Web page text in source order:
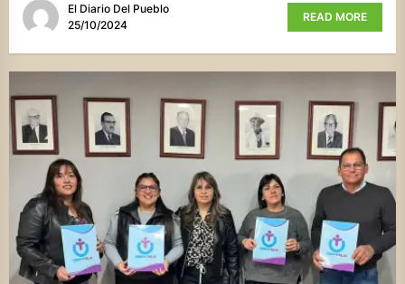
El Diario Del Pueblo
25/10/2024
READ MORE